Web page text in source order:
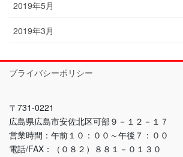
2019年5月
2019年3月
プライバシーポリシー
〒731-0221
広島県広島市安佐北区可部９－１２－１７
営業時間：午前１０：００～午後７：００
電話/FAX：（０８２）８８１－０１３０